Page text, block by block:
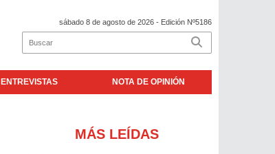
sábado 8 de agosto de 2026 - Edición Nº5186
ENTREVISTAS NOTA DE OPINIÓN
MÁS LEÍDAS